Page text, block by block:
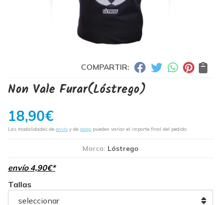
COMPARTIR:
Non Vale Furar(Lóstrego)
18,90€
Las modalidades de envío y de pago pueden variar el importe final del pedido.
Marca: Lóstrego
envío 4,90€*
Tallas